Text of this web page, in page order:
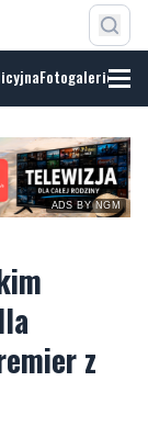
Fotogalerie
ADS BY NGM
z